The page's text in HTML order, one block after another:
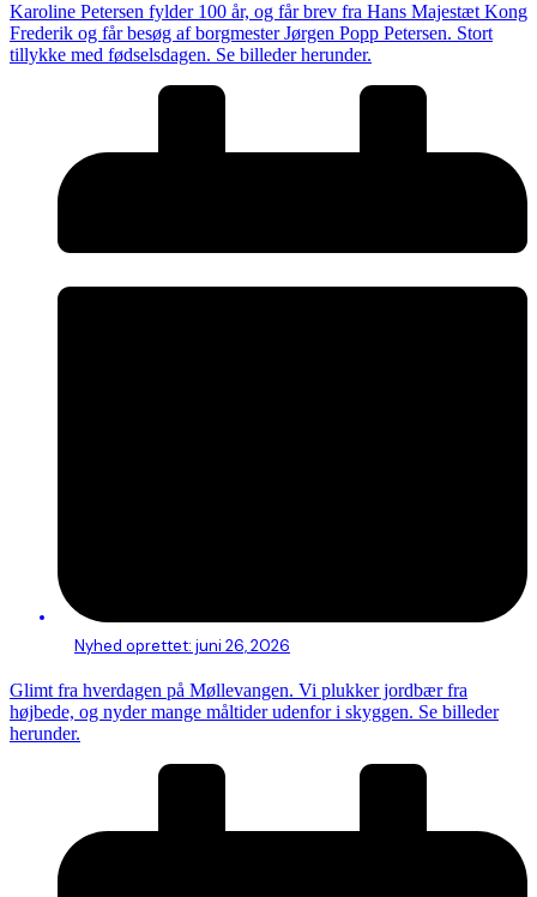
Karoline Petersen fylder 100 år, og får brev fra Hans Majestæt Kong
Frederik og får besøg af borgmester Jørgen Popp Petersen. Stort
tillykke med fødselsdagen. Se billeder herunder.
Nyhed oprettet: juni 26, 2026
Glimt fra hverdagen på Møllevangen. Vi plukker jordbær fra
højbede, og nyder mange måltider udenfor i skyggen. Se billeder
herunder.